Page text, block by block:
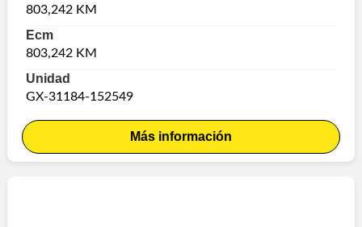
803,242 KM
Ecm
803,242 KM
Unidad
GX-31184-152549
Más información